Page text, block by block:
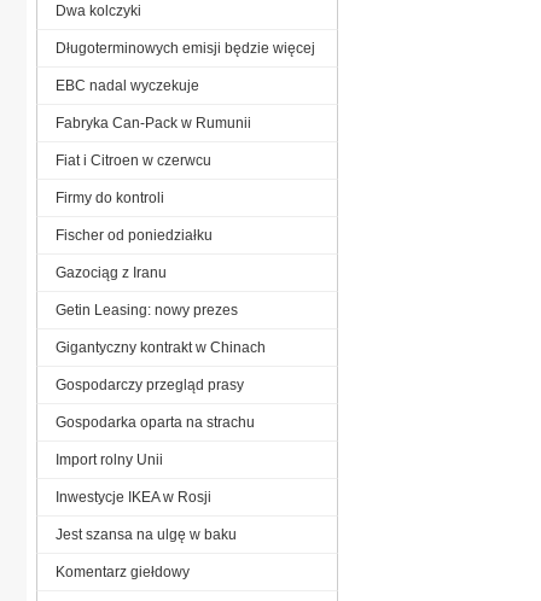
Dwa kolczyki
Długoterminowych emisji będzie więcej
EBC nadal wyczekuje
Fabryka Can-Pack w Rumunii
Fiat i Citroen w czerwcu
Firmy do kontroli
Fischer od poniedziałku
Gazociąg z Iranu
Getin Leasing: nowy prezes
Gigantyczny kontrakt w Chinach
Gospodarczy przegląd prasy
Gospodarka oparta na strachu
Import rolny Unii
Inwestycje IKEA w Rosji
Jest szansa na ulgę w baku
Komentarz giełdowy